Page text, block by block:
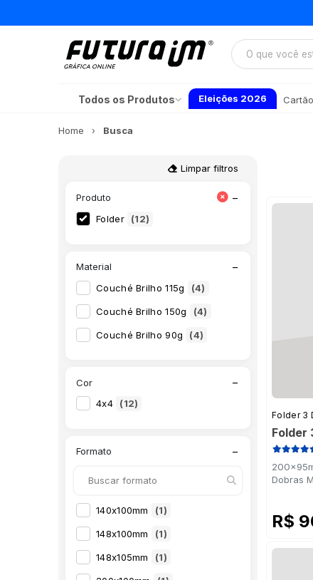
Todos os Produtos Eleições 2026
Home Busca
Limpar filtros
Produto −
Folder (12)
Material −
Couché Brilho 115g (4)
Couché Brilho 150g (4)
Couché Brilho 90g (4)
Cor −
4x4 (12)
Formato −
140x100mm (1)
148x100mm (1)
148x105mm (1)
Folder 3
Folder
Dobras
R$